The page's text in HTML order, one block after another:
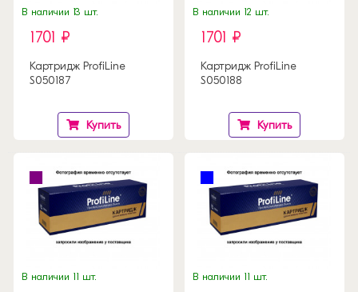
В наличии 13 шт.
1701 ₽
Картридж ProfiLine
S050187
Купить
В наличии 12 шт.
1701 ₽
Картридж ProfiLine
S050188
Купить
В наличии 11 шт. В наличии 11 шт.